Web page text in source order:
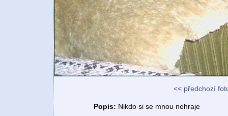
<< předchozí
Popis: Nikdo si se mnou nehraje